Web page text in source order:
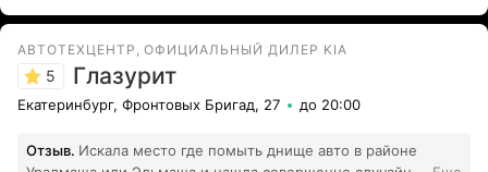
АВТОТЕХЦЕНТР, ОФИЦИАЛЬНЫЙ ДИЛЕР KIA
5 Глазурит
Екатеринбург, Фронтовых Бригад, 27 до 20:00
Отзыв. Искала место где помыть днище авто в районе